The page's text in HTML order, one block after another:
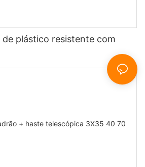
plástico resistente com